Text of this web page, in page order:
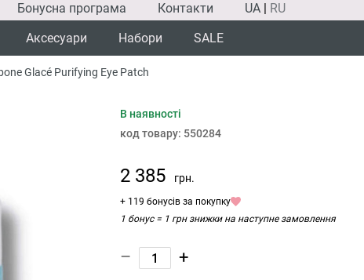
Бонусна програма Контакти UA | RU
Аксесуари Набори SALE
Glacé Purifying Eye Patch
В наявності
код товару: 550284
2 385 грн.
+ 119 бонусів за покупку
1 бонус = 1 грн знижки на наступне замовлення
– +